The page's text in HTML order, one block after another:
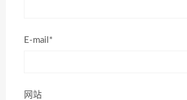
E-mail*
网站